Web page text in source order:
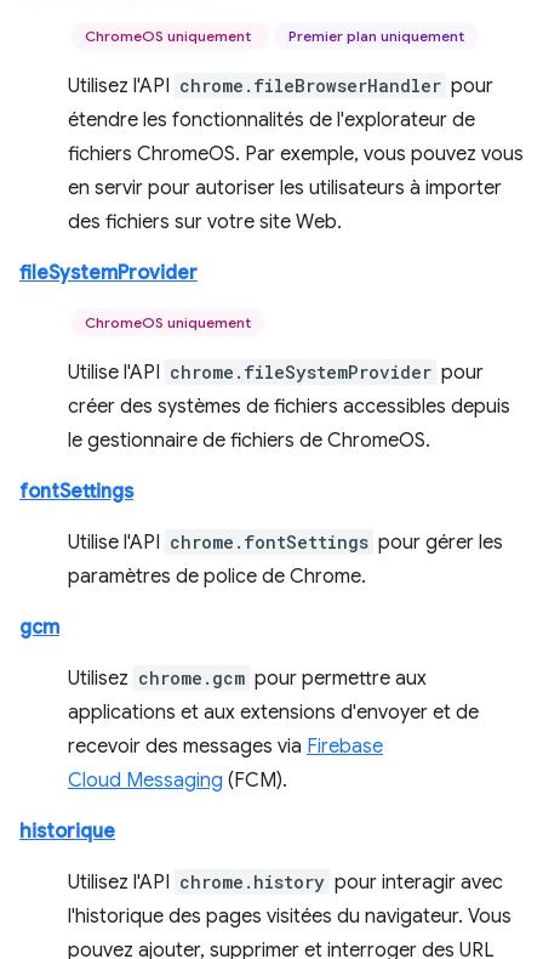
ChromeOS uniquement Premier plan uniquement
Utilisez l'API chrome.fileBrowserHandler pour
étendre les fonctionnalités de l'explorateur de
fichiers ChromeOS. Par exemple, vous pouvez vous
en servir pour autoriser les utilisateurs à importer
des fichiers sur votre site Web.
fileSystemProvider
ChromeOS uniquement
Utilise l'API chrome.fileSystemProvider pour
créer des systèmes de fichiers accessibles depuis
le gestionnaire de fichiers de ChromeOS.
fontSettings
Utilise l'API chrome.fontSettings pour gérer les
paramètres de police de Chrome.
gcm
Utilisez chrome.gcm pour permettre aux
applications et aux extensions d'envoyer et de
recevoir des messages via Firebase
Cloud Messaging (FCM).
historique
Utilisez l'API chrome.history pour interagir avec
l'historique des pages visitées du navigateur. Vous
pouvez ajouter, supprimer et interroger des URL